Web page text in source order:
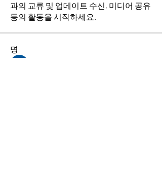
과의 교류 및 업데이트 수신, 미디어 공유
등의 활동을 시작하세요.
명